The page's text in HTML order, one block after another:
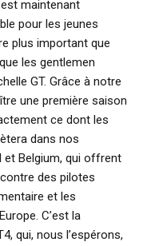
maintenant
pour les jeunes
plus important que
les gentlemen
GT. Grâce à notre
une première saison
ce dont les
dans nos
et Belgium, qui offrent
des pilotes
et les
C’est la
qui, nous l’espérons,